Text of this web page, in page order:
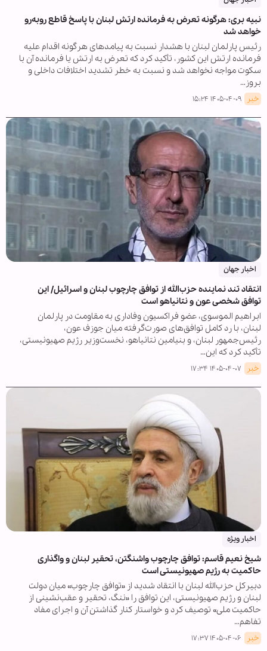
نبیه بری: هرگونه تعرض به فرمانده ارتش لبنان با پاسخ قاطع روبه‌رو
خواهد شد
رئیس پارلمان لبنان با هشدار نسبت به پیامدهای هرگونه اقدام علیه
فرمانده ارتش این کشور، تأکید کرد که تعرض به ارتش یا فرمانده آن با
سکوت مواجه نخواهد شد و نسبت به خطر تشدید اختلافات داخلی و
بروز…
خبر ۱۴۰۵-۰۴-۰۹ ۱۵:۲۴
اخبار جهان
انتقاد تند نماینده حزب‌الله از توافق چارچوب لبنان و اسرائیل/ این
توافق شخصی عون و نتانیاهو است
ابراهیم الموسوی، عضو فراکسیون وفاداری به مقاومت در پارلمان
لبنان، با رد کامل توافق‌های صورت‌گرفته میان جوزف عون،
رئیس‌جمهور لبنان، و بنیامین نتانیاهو، نخست‌وزیر رژیم صهیونیستی،
تأکید کرد که این…
خبر ۱۴۰۵-۰۴-۰۷ ۱۷:۳۴
اخبار ویژه
شیخ نعیم قاسم: توافق چارچوب واشنگتن، تحقیر لبنان و واگذاری
حاکمیت به رژیم صهیونیستی است
دبیرکل حزب‌الله لبنان با انتقاد شدید از «توافق چارچوب» میان دولت
لبنان و رژیم صهیونیستی، این توافق را «ننگ، تحقیر و عقب‌نشینی از
حاکمیت ملی» توصیف کرد و خواستار کنار گذاشتن آن و اجرای مفاد
تفاهم…
خبر ۱۴۰۵-۰۴-۰۶ ۱۷:۳۷